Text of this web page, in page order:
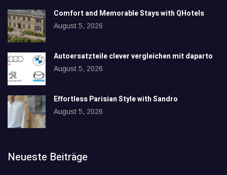
Comfort and Memorable Stays with QHotels
August 5, 2026
Autoersatzteile clever vergleichen mit daparto
August 5, 2026
Effortless Parisian Style with Sandro
August 5, 2026
Neueste Beiträge